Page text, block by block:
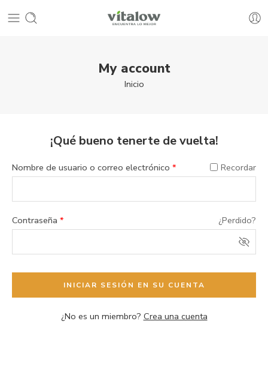
My account
Inicio
¡Qué bueno tenerte de vuelta!
Nombre de usuario o correo electrónico * Recordar
Contraseña * ¿Perdido?
INICIAR SESIÓN EN SU CUENTA
¿No es un miembro? Crea una cuenta